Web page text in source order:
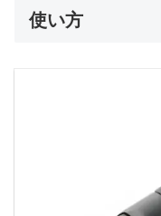
使い方